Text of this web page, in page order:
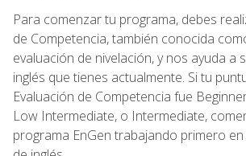
Para comenzar tu programa, debes
de Competencia, también conocida
evaluación de nivelación, y nos ayuda a
inglés que tienes actualmente. Si tu
Evaluación de Competencia fue
Low Intermediate, o Intermediate,
programa EnGen trabajando primero